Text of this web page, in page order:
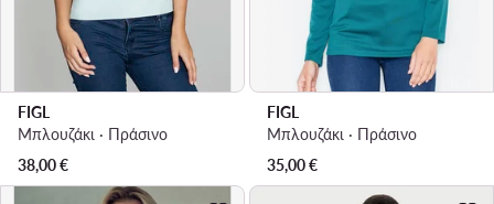
FIGL
Μπλουζάκι · Πράσινο
38,00€
FIGL
Μπλουζάκι · Πράσινο
35,00€